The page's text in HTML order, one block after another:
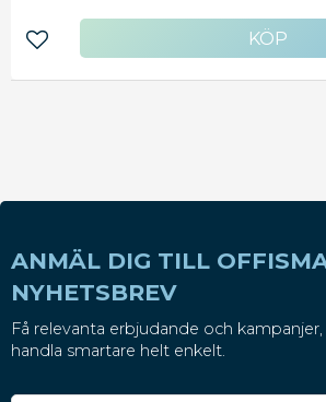
Lägg till i favoriter
ANMÄL DIG TILL
NYHETSBREV
Få relevanta erbjudande och
handla smartare helt enkelt.